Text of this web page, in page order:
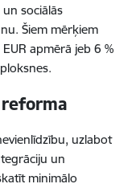
sociālās
Šiem mērķiem
apmērā jeb 6 %
uzlabot
un
minimālo